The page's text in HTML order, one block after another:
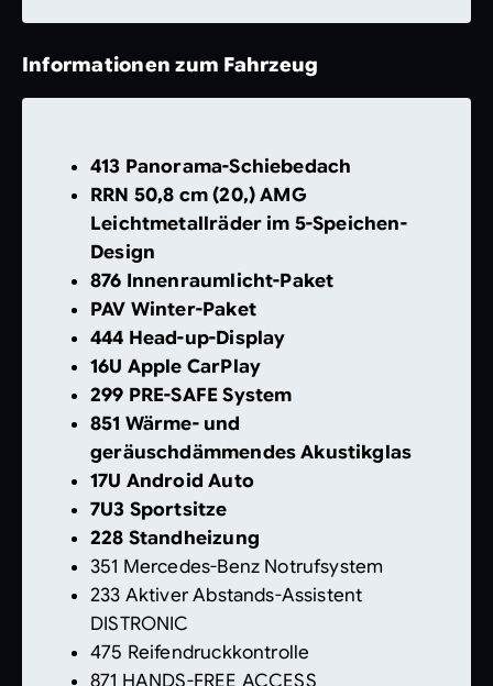
Informationen zum Fahrzeug
413 Panorama-Schiebedach
RRN 50,8 cm (20,) AMG
Leichtmetallräder im 5-Speichen-
Design
876 Innenraumlicht-Paket
PAV Winter-Paket
444 Head-up-Display
16U Apple CarPlay
299 PRE-SAFE System
851 Wärme- und
geräuschdämmendes Akustikglas
17U Android Auto
7U3 Sportsitze
228 Standheizung
351 Mercedes-Benz Notrufsystem
233 Aktiver Abstands-Assistent
DISTRONIC
475 Reifendruckkontrolle
871 HANDS-FREE ACCESS